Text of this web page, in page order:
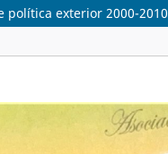
política exterior 2000-2010